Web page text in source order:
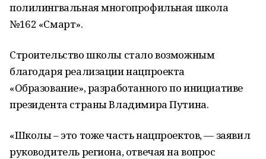
полилингвальная многопрофильная школа
№162 «Смарт».
Строительство школы стало возможным
благодаря реализации нацпроекта
«Образование», разработанного по инициативе
президента страны Владимира Путина.
«Школы – это тоже часть нацпроектов, — заявил
руководитель региона, отвечая на вопрос